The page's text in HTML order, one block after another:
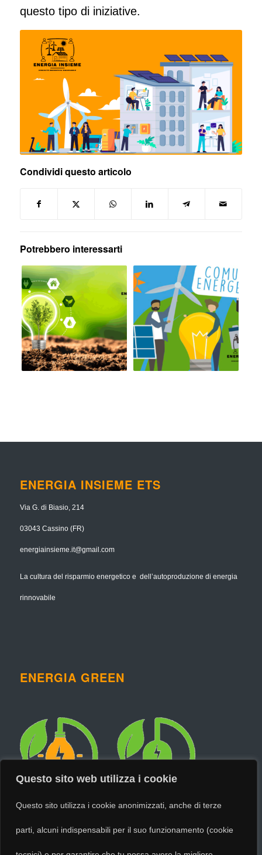
Questo sito web utilizza i cookie
Questo sito utilizza i cookie anonimizzati, anche di terze
parti, alcuni indispensabili per il suo funzionamento (cookie
questo tipo di iniziative.
Condividi questo articolo
Potrebbero interessarti
ENERGIA INSIEME ETS
Via G. di Biasio, 214
03043 Cassino (FR)
energiainsieme.it@gmail.com
La cultura del risparmio energetico e dell’autoproduzione di energia
rinnovabile
ENERGIA GREEN